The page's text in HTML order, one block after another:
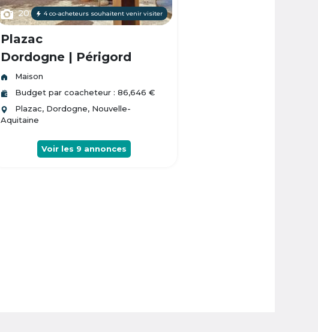
20 4 co-acheteurs souhaitent venir visiter
Plazac
Dordogne | Périgord
Maison
Budget par coacheteur : 86,646 €
Plazac, Dordogne, Nouvelle-
Aquitaine
Voir les 9 annonces